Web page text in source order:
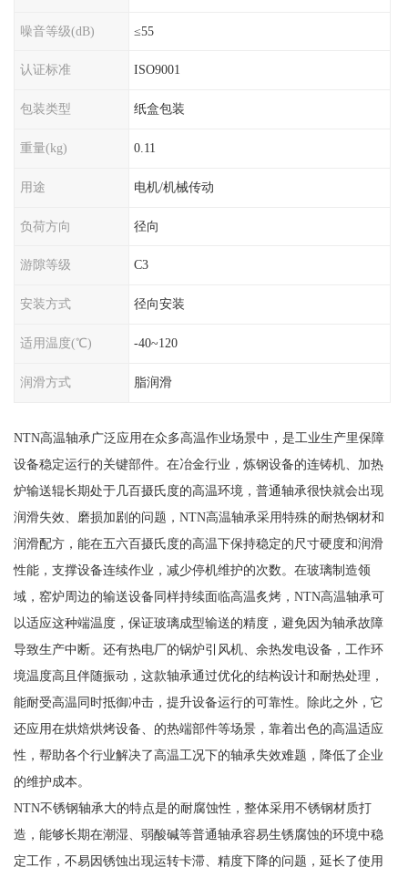
噪音等级(dB) ≤55
认证标准 ISO9001
包装类型 纸盒包装
重量(kg) 0.11
用途 电机/机械传动
负荷方向 径向
游隙等级 C3
安装方式 径向安装
适用温度(℃) -40~120
润滑方式 脂润滑
NTN高温轴承广泛应用在众多高温作业场景中，是工业生产里保障
设备稳定运行的关键部件。在冶金行业，炼钢设备的连铸机、加热
炉输送辊长期处于几百摄氏度的高温环境，普通轴承很快就会出现
润滑失效、磨损加剧的问题，NTN高温轴承采用特殊的耐热钢材和
润滑配方，能在五六百摄氏度的高温下保持稳定的尺寸硬度和润滑
性能，支撑设备连续作业，减少停机维护的次数。在玻璃制造领
域，窑炉周边的输送设备同样持续面临高温炙烤，NTN高温轴承可
以适应这种端温度，保证玻璃成型输送的精度，避免因为轴承故障
导致生产中断。还有热电厂的锅炉引风机、余热发电设备，工作环
境温度高且伴随振动，这款轴承通过优化的结构设计和耐热处理，
能耐受高温同时抵御冲击，提升设备运行的可靠性。除此之外，它
还应用在烘焙烘烤设备、的热端部件等场景，靠着出色的高温适应
性，帮助各个行业解决了高温工况下的轴承失效难题，降低了企业
的维护成本。
NTN不锈钢轴承大的特点是的耐腐蚀性，整体采用不锈钢材质打
造，能够长期在潮湿、弱酸碱等普通轴承容易生锈腐蚀的环境中稳
定工作，不易因锈蚀出现运转卡滞、精度下降的问题，延长了使用